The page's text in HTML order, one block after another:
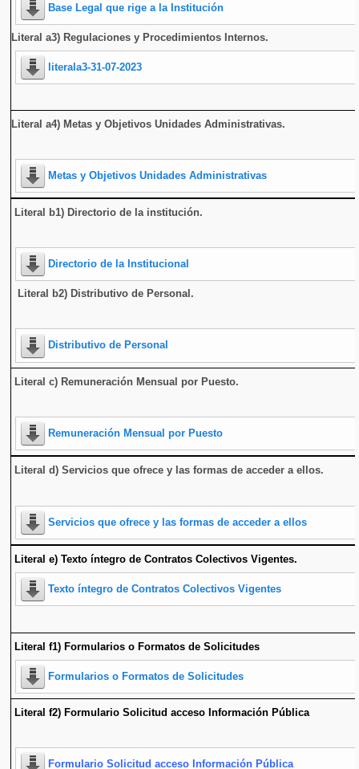
Base Legal que rige a la Institución
Literal a3) Regulaciones y Procedimientos Internos.
literala3-31-07-2023
Literal a4) Metas y Objetivos Unidades Administrativas.
Metas y Objetivos Unidades Administrativas
Literal b1) Directorio de la institución.
Directorio de la Institucional
Literal b2) Distributivo de Personal.
Distributivo de Personal
Literal c) Remuneración Mensual por Puesto.
Remuneración Mensual por Puesto
Literal d) Servicios que ofrece y las formas de acceder a ellos.
Servicios que ofrece y las formas de acceder a ellos
Literal e) Texto íntegro de Contratos Colectivos Vigentes.
Texto íntegro de Contratos Colectivos Vigentes
Literal f1) Formularios o Formatos de Solicitudes
Formularios o Formatos de Solicitudes
Literal f2) Formulario Solicitud acceso Información Pública
Formulario Solicitud acceso Información Pública